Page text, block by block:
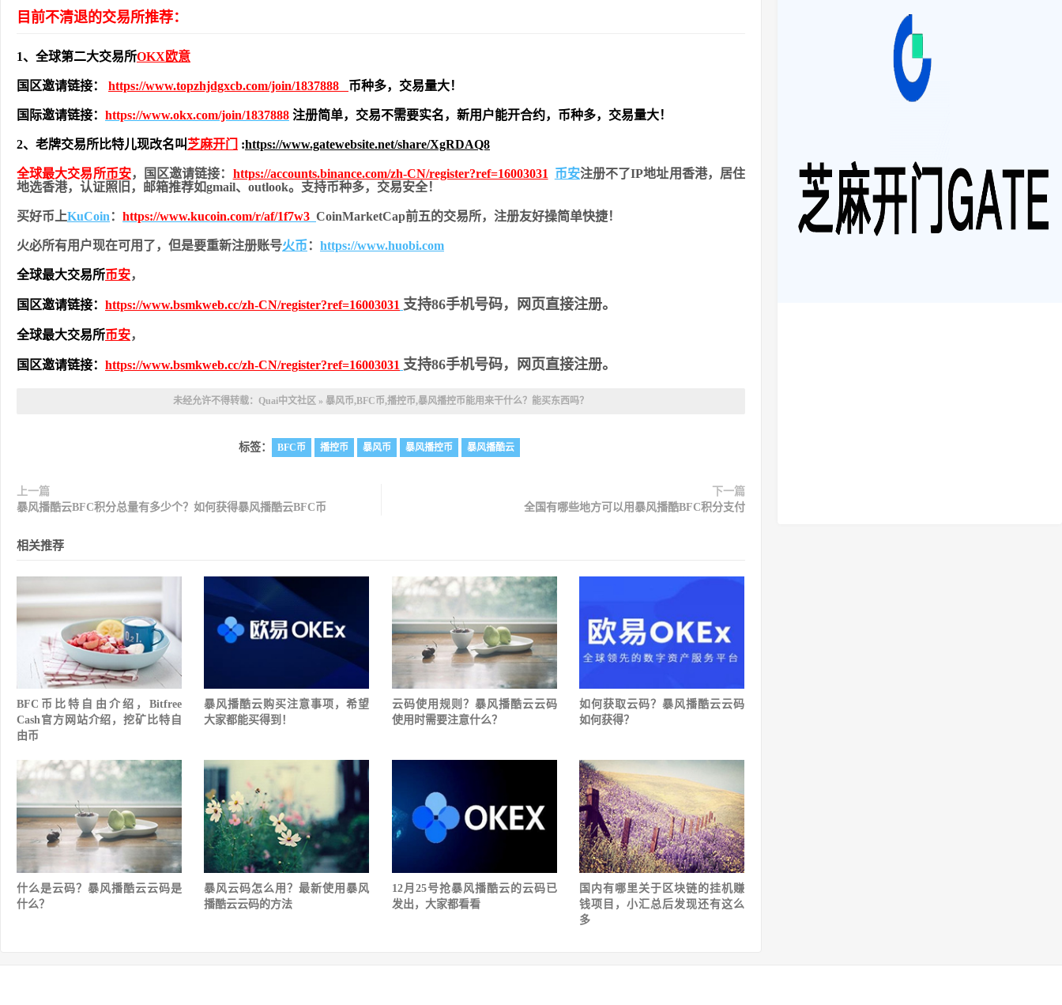
目前不清退的交易所推荐：
1、全球第二大交易所OKX欧意
国区邀请链接： https://www.topzhjdgxcb.com/join/1837888 币种多，交易量大！
国际邀请链接： https://www.okx.com/join/1837888 注册简单，交易不需要实名，新用户能开合约， 币种多，交易量大！
2、老牌交易所比特儿现改名叫 芝麻开门 :https://www.gatewebsite.net/share/XgRDAQ8
全球最大交易所币安，国区邀请链接： https://accounts.binance.com/zh-CN/register?ref=16003031 币安注册不了IP地址用香港，居住
地选香港，认证照旧， 邮箱推荐如gmail、outlook。支持币种多，交易安全！
买好币上KuCoin ： https://www.kucoin.com/r/af/1f7w3 CoinMarketCap前五的交易所，注册友好操简单快捷！
火必所有用户现在可用了，但是要重新注册账号火币 ： https://www.huobi.com
全球最大交易所币安，
国区邀请链接： https://www.bsmkweb.cc/zh-CN/register?ref=16003031 支持86手机号码，网页直接注册。
全球最大交易所币安，
国区邀请链接： https://www.bsmkweb.cc/zh-CN/register?ref=16003031 支持86手机号码，网页直接注册。
未经允许不得转载： Quai中文社区 » 暴风币,BFC币,播控币,暴风播控币能用来干什么？能买东西吗？
标签： BFC币 播控币 暴风币 暴风播控币 暴风播酷云
上一篇
暴风播酷云BFC积分总量有多少个？如何获得暴风播酷云BFC币
下一篇
全国有哪些地方可以用暴风播酷BFC积分支付
相关推荐
BFC币比特自由介绍，Bitfree
Cash官方网站介绍，挖矿比特自
由币
暴风播酷云购买注意事项，希望
大家都能买得到！
云码使用规则？暴风播酷云云码
使用时需要注意什么？
如何获取云码？暴风播酷云云码
如何获得？
什么是云码？暴风播酷云云码是
什么？
暴风云码怎么用？最新使用暴风
播酷云云码的方法
12月25号抢暴风播酷云的云码已
发出，大家都看看
国内有哪里关于区块链的挂机赚
钱项目，小汇总后发现还有这么
多